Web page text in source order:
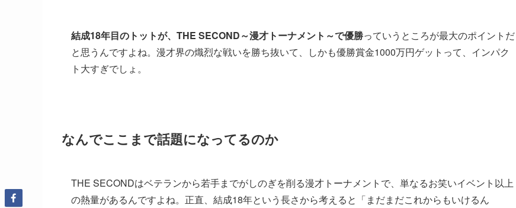
結成18年目のトットが、THE SECOND～漫才トーナメント～で優勝っていうところが最大のポイントだ
と思うんですよね。漫才界の熾烈な戦いを勝ち抜いて、しかも優勝賞金1000万円ゲットって、インパク
ト大すぎでしょ。
なんでここまで話題になってるのか
THE SECONDはベテランから若手までがしのぎを削る漫才トーナメントで、単なるお笑いイベント以上
の熱量があるんですよね。正直、結成18年という長さから考えると「まだまだこれからもいけるん